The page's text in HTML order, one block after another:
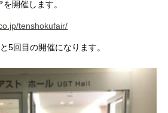
開催します。
tenshokufair/
5回目の開催になります。